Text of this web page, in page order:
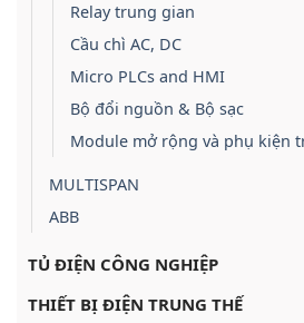
Relay trung gian
Cầu chì AC, DC
Micro PLCs and HMI
Bộ đổi nguồn & Bộ sạc
Module mở rộng và phụ kiện
MULTISPAN
ABB
TỦ ĐIỆN CÔNG NGHIỆP
THIẾT BỊ ĐIỆN TRUNG THẾ